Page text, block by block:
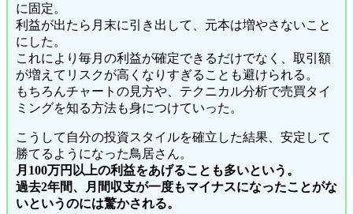
に固定。
利益が出たら月末に引き出して、元本は増やさないこと
にした。
これにより毎月の利益が確定できるだけでなく、取引額
が増えてリスクが高くなりすぎることも避けられる。
もちろんチャートの見方や、テクニカル分析で売買タイ
ミングを知る方法も身につけていった。
こうして自分の投資スタイルを確立した結果、安定して
勝てるようになった鳥居さん。
月100万円以上の利益をあげることも多いという。
過去2年間、月間収支が一度もマイナスになったことがな
いというのには驚かされる。